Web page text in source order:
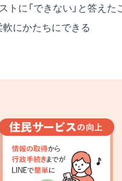
に「できない」と答えた
にかたちにできる